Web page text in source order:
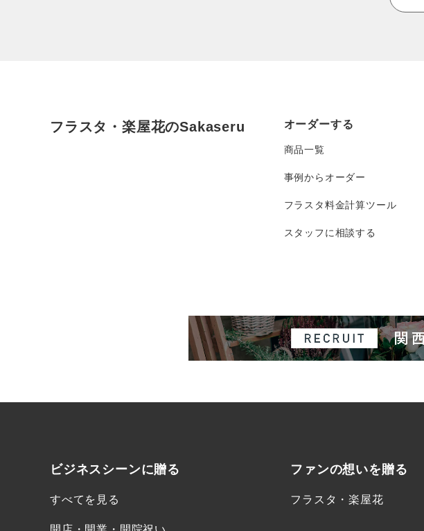
フラスタ・楽屋花のSakaseru オーダーする
商品一覧
事例からオーダー
フラスタ料金計算ツール
スタッフに相談する
ビジネスシーンに贈る
すべてを見る
ファンの想いを贈る
フラスタ・楽屋花